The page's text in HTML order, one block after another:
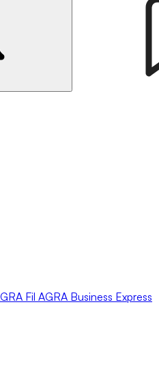
Fil AGRA Business Express